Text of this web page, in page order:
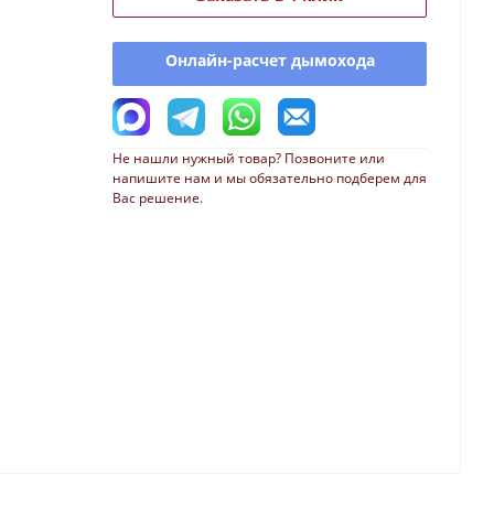
Онлайн-расчет дымохода
Не нашли нужный товар? Позвоните или
напишите нам и мы обязательно подберем для
Вас решение.